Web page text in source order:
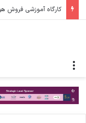
کارگاه آموزشی فروش